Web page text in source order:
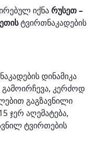
იქნარუსეთ –
ტვირთნაკადების
დინამიკა
კერძოდ
გაგზავნილი
ჯერ აღემატება,
ტვირთების